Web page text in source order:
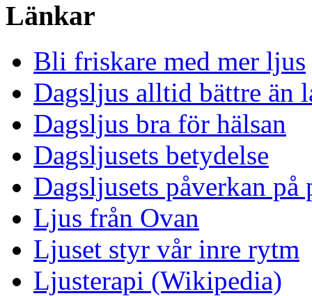
Länkar
Bli friskare med mer ljus
Dagsljus alltid bättre än
Dagsljus bra för hälsan
Dagsljusets betydelse
Dagsljusets påverkan på
Ljus från Ovan
Ljuset styr vår inre rytm
Ljusterapi (Wikipedia)